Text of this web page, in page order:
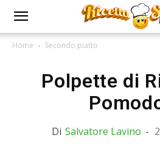
Home Secondo piatto
Polpette di
Di Salvatore Lavino -